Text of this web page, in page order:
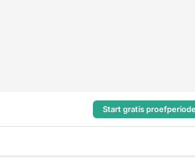
Start gratis